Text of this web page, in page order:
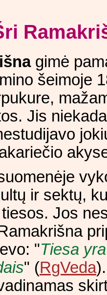
gimė
šeimoje
Jis
ir sektų,
Jos
"Tiesa
" (RgVeda